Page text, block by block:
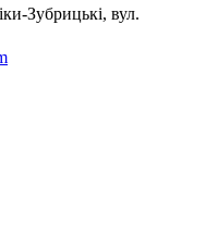
Зубрицькі, вул.